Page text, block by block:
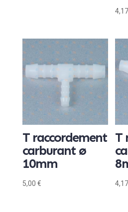
T raccordement
carburant ø
10mm
5,00 €
T